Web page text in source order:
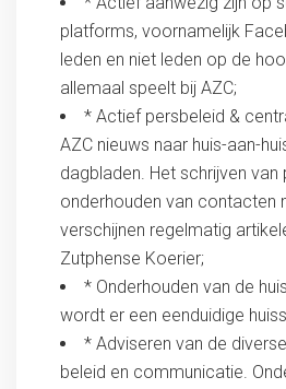
platforms, voornamelijk
leden en niet leden op de
allemaal speelt bij AZC;
* Actief persbeleid &
AZC nieuws naar huis-aan-
dagbladen. Het schrijven
onderhouden van contacten
verschijnen regelmatig
Zutphense Koerier;
* Onderhouden van de
wordt er een eenduidige
* Adviseren van de
beleid en communicatie.